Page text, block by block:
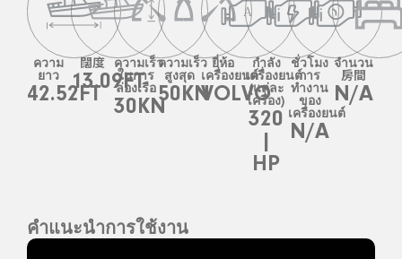
ความ
ยาว
42.52FT
闊度
13.09FT
ความเร็ว
ในการ
ล่องเรือ
30KN
ความเร็ว
สูงสุด
50KN
ยี่ห้อ
เครื่องยนต์
VOLVO
กำลัง
เครื่องยนต์
(แต่ละ
เครื่อง)
320
HP
ชั่วโมง
การ
ทำงาน
ของ
เครื่องยนต์
N/A
จำนวน
房間
N/A
คำแนะนำการใช้งาน